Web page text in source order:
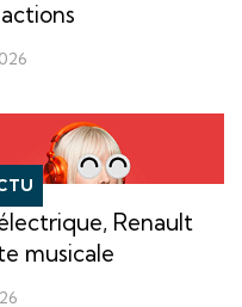
Renault
musicale